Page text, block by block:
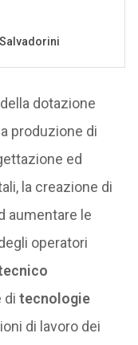
dotazione
produzione di
ed
la creazione di
aumentare le
operatori
di tecnologie
di lavoro dei